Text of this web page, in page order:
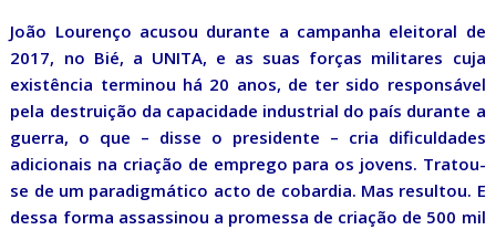
João Lourenço acusou durante a campanha eleitoral de
2017, no Bié, a UNITA, e as suas forças militares cuja
existência terminou há 20 anos, de ter sido responsável
pela destruição da capacidade industrial do país durante a
guerra, o que – disse o presidente – cria dificuldades
adicionais na criação de emprego para os jovens. Tratou-
se de um paradigmático acto de cobardia. Mas resultou. E
dessa forma assassinou a promessa de criação de 500 mil